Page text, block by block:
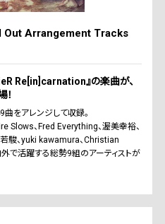
Out Arrangement Tracks
Re[in]carnation』の楽曲が、
！
をアレンジして収録。
Slows、Fred Everything、渥美幸裕、
駿、yuki kawamura、Christian
外で活躍する総勢9組のアーティストが